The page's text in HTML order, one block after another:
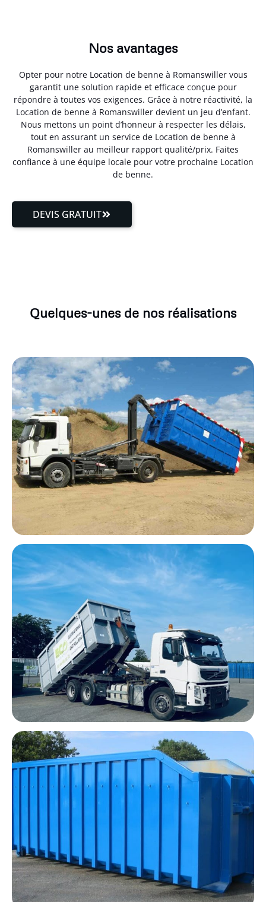
Nos avantages
Opter pour notre Location de benne à Romanswiller vous
garantit une solution rapide et efficace conçue pour
répondre à toutes vos exigences. Grâce à notre réactivité, la
Location de benne à Romanswiller devient un jeu d’enfant.
Nous mettons un point d’honneur à respecter les délais,
tout en assurant un service de Location de benne à
Romanswiller au meilleur rapport qualité/prix. Faites
confiance à une équipe locale pour votre prochaine Location
de benne.
DEVIS GRATUIT
Quelques-unes de nos réalisations